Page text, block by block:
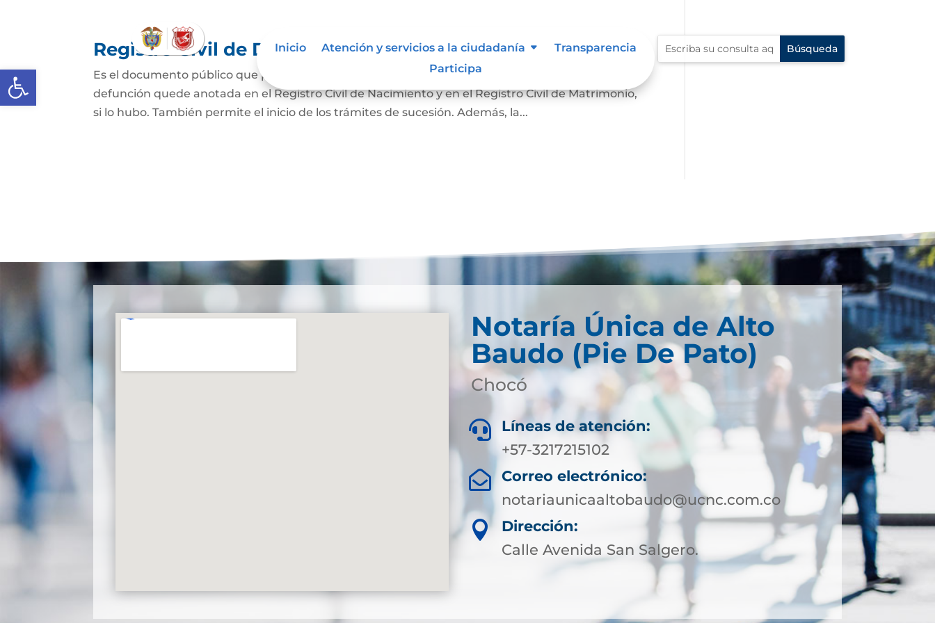
Abrir barra de herramientas
Inicio Atención y servicios a la ciudadanía
Transparencia
Participa
Registro Civil de Defunción
Es el documento público que prueba el hecho de la muerte y su causa. Sirve para que la
defunción quede anotada en el Registro Civil de Nacimiento y en el Registro Civil de Matrimonio,
si lo hubo. También permite el inicio de los trámites de sucesión. Además, la...
Notaría Única de Alto
Baudo (Pie De Pato)
Chocó

Líneas de atención:
+57-3217215102

Correo electrónico:
notariaunicaaltobaudo@ucnc.com.co

Dirección:
Calle Avenida San Salgero.